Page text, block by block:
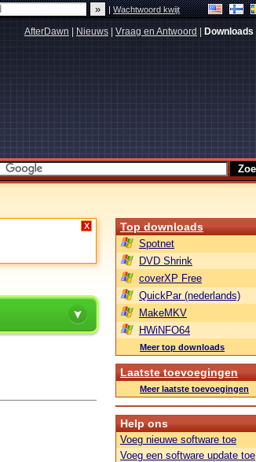
|Wachtwoord kwijt
AfterDawn Nieuws Vraag en Antwoord Downloads
X Top downloads
Spotnet
DVD Shrink
coverXP Free
QuickPar (nederlands)
MakeMKV
HWiNFO64
Meer top downloads
Laatste toevoegingen
Meer laatste toevoegingen
Help ons
Voeg nieuwe software toe
Voeg een software update toe